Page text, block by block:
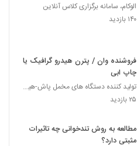
الوکام، سامانه برگزاری کلاس آنلاین
۱۴۰ بازدید
فروشنده وان / پترن هیدرو گرافیک یا
چاپ ابی
تولید کننده دستگاه های مخمل پاش-هیدروگرافیک-ابکاری
۲۵ بازدید
مطالعه به روش تندخوانی چه تاثیرات
مثبتی دارد؟